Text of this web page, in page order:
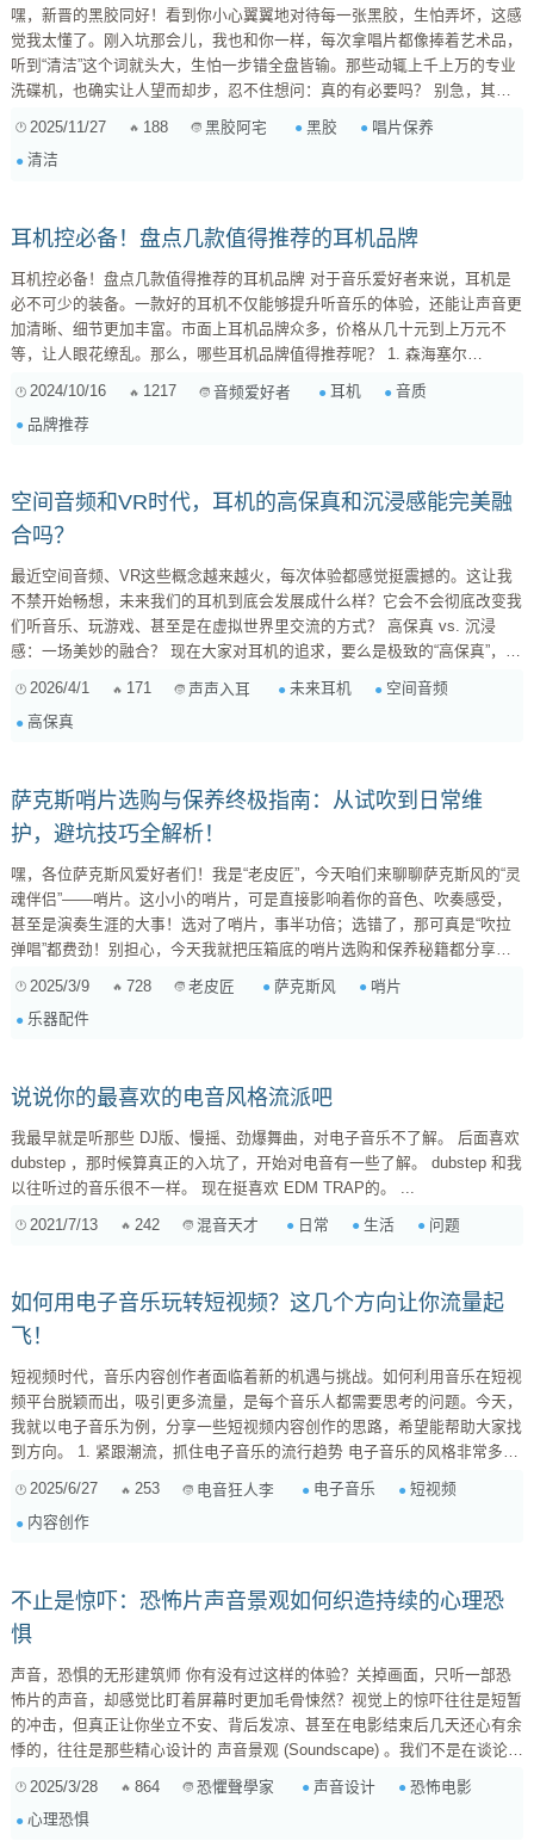
嘿，新晋的黑胶同好！看到你小心翼翼地对待每一张黑胶，生怕弄坏，这感
觉我太懂了。刚入坑那会儿，我也和你一样，每次拿唱片都像捧着艺术品，
听到“清洁”这个词就头大，生怕一步错全盘皆输。那些动辄上千上万的专业
洗碟机，也确实让人望而却步，忍不住想问：真的有必要吗？ 别急，其实
单、有效又经济的方法开始，保证你的唱片保持良好状态，享受纯粹的音
乐。 为什么黑胶需要清洁？ 首先，我们得明白为什么要清洁黑胶。 提升音
2025/11/27 188 黑胶阿宅 黑胶
唱片保养
清洁
耳机控必备！盘点几款值得推荐的耳机品牌
耳机控必备！盘点几款值得推荐的耳机品牌 对于音乐爱好者来说，耳机是
必不可少的装备。一款好的耳机不仅能够提升听音乐的体验，还能让声音更
加清晰、细节更加丰富。市面上耳机品牌众多，价格从几十元到上万元不
等，让人眼花缭乱。那么，哪些耳机品牌值得推荐呢？ 1. 森海塞尔
品质著称。其耳机产品线丰富，从入门级的动圈耳机到高端的静电耳机都有
2024/10/16 1217 音频爱好者 耳机
音质
品牌推荐
空间音频和VR时代，耳机的高保真和沉浸感能完美融
合吗？
最近空间音频、VR这些概念越来越火，每次体验都感觉挺震撼的。这让我
不禁开始畅想，未来我们的耳机到底会发展成什么样？它会不会彻底改变我
们听音乐、玩游戏、甚至是在虚拟世界里交流的方式？ 高保真 vs. 沉浸
感：一场美妙的融合？ 现在大家对耳机的追求，要么是极致的“高保真”，强
调声音的纯净、细节和还原度，比如很多发烧友就喜欢听无损音乐；要么就
是“沉浸式体验”，比如玩VR游戏时那种身临其境的感觉，声音会随着你的头
部转动而变化。 在我看来，这两种需求虽然看起来方向不同，但未来肯定
2026/4/1 171 声声入耳 未来耳机
空间音频
高保真
萨克斯哨片选购与保养终极指南：从试吹到日常维
护，避坑技巧全解析！
嘿，各位萨克斯风爱好者们！我是“老皮匠”，今天咱们来聊聊萨克斯风的“灵
魂伴侣”——哨片。这小小的哨片，可是直接影响着你的音色、吹奏感受，
甚至是演奏生涯的大事！选对了哨片，事半功倍；选错了，那可真是“吹拉
弹唱”都费劲！别担心，今天我就把压箱底的哨片选购和保养秘籍都分享给
容易忽视哨片的作用。他们可能会花大价钱买一把好萨克斯，却在哨片上
2025/3/9 728 老皮匠 萨克斯风
哨片
乐器配件
说说你的最喜欢的电音风格流派吧
我最早就是听那些 DJ版、慢摇、劲爆舞曲，对电子音乐不了解。 后面喜欢
dubstep ，那时候算真正的入坑了，开始对电音有一些了解。 dubstep 和我
以往听过的音乐很不一样。 现在挺喜欢 EDM TRAP的。 ...
2021/7/13 242 混音天才 日常 生活 问题
如何用电子音乐玩转短视频？这几个方向让你流量起
飞！
短视频时代，音乐内容创作者面临着新的机遇与挑战。如何利用音乐在短视
频平台脱颖而出，吸引更多流量，是每个音乐人都需要思考的问题。今天，
我就以电子音乐为例，分享一些短视频内容创作的思路，希望能帮助大家找
到方向。 1. 紧跟潮流，抓住电子音乐的流行趋势 电子音乐的风格非常多
样，Trance、House、Techno、Dubstep等等，每一种风格都有其独特的魅
力。想要在短视频平台获得关注，首先要了解当下电子音乐的流行趋势。可
以通过关注Beatport、Spotify等平台的热门榜单，或者参考一些专业的音乐
2025/6/27 253 电音狂人李 电子音乐
短视频
内容创作
不止是惊吓：恐怖片声音景观如何织造持续的心理恐
惧
声音，恐惧的无形建筑师 你有没有过这样的体验？关掉画面，只听一部恐
怖片的声音，却感觉比盯着屏幕时更加毛骨悚然？视觉上的惊吓往往是短暂
的冲击，但真正让你坐立不安、背后发凉、甚至在电影结束后几天还心有余
悸的，往往是那些精心设计的 声音景观 (Soundscape) 。我们不是在谈论那
层次的、利用声音（甚至寂静）来操纵心理、营造持续不安感的艺术。 很
多时候，我们以为恐惧来自屏幕上的怪物或血腥场面，但实际上，声音设计
2025/3/28 864 恐懼聲學家 声音设计
恐怖电影
心理恐惧